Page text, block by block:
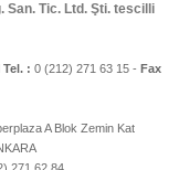
San. Tic. Ltd. Şti. tescilli
Tel. : 0 (212) 271 63 15 - Fax
A Blok Zemin Kat